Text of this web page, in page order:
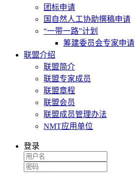
团标申请
国自然人工协助撰稿申请
“一带一路”计划
筹建委员会专家申请
联盟介绍
联盟简介
联盟专家成员
联盟章程
联盟会员
联盟成员管理办法
NMT应用单位
登录